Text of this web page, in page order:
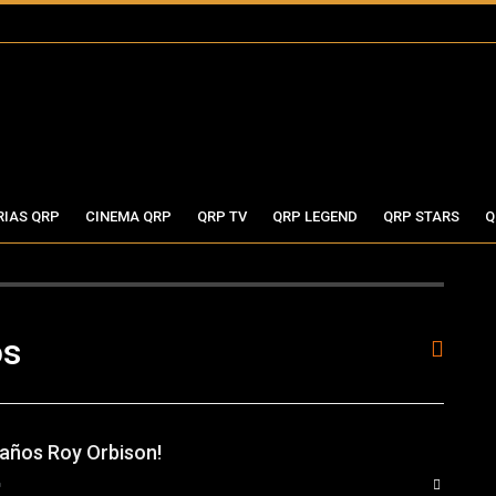
QRP CINEMA QRP QRP TV QRP LEGEND QRP STARS
Roy Orbison!